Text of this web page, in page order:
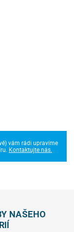
vám rádi upravíme
Kontaktujte nás.
NAŠEHO